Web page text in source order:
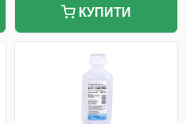
КУПИТИ